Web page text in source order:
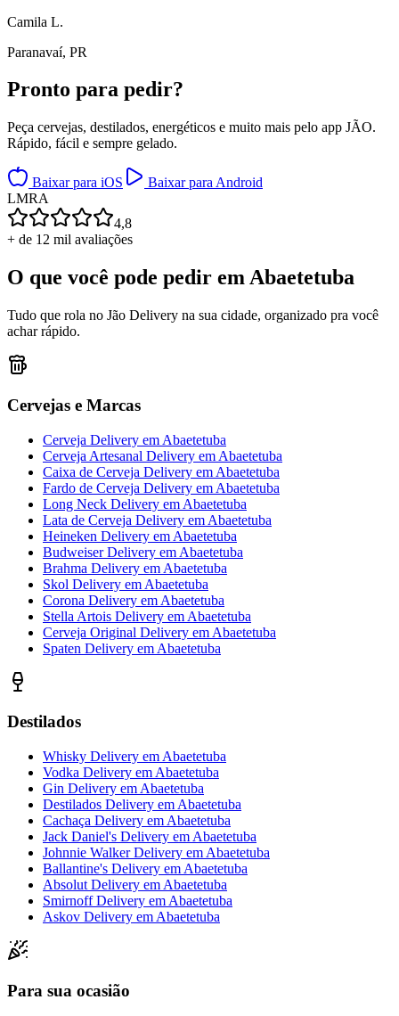
Camila L.
Paranavaí, PR
Pronto para pedir?
Peça cervejas, destilados, energéticos e muito mais pelo app JÃO.
Rápido, fácil e sempre gelado.
Baixar para iOS
Baixar para Android
LMRA
4,8
+ de 12 mil avaliações
O que você pode pedir emAbaetetuba
Tudo que rola no Jão Delivery na sua cidade, organizado pra você
achar rápido.
Cervejas e Marcas
Cerveja Delivery em Abaetetuba
Cerveja Artesanal Delivery em Abaetetuba
Caixa de Cerveja Delivery em Abaetetuba
Fardo de Cerveja Delivery em Abaetetuba
Long Neck Delivery em Abaetetuba
Lata de Cerveja Delivery em Abaetetuba
Heineken Delivery em Abaetetuba
Budweiser Delivery em Abaetetuba
Brahma Delivery em Abaetetuba
Skol Delivery em Abaetetuba
Corona Delivery em Abaetetuba
Stella Artois Delivery em Abaetetuba
Cerveja Original Delivery em Abaetetuba
Spaten Delivery em Abaetetuba
Destilados
Whisky Delivery em Abaetetuba
Vodka Delivery em Abaetetuba
Gin Delivery em Abaetetuba
Destilados Delivery em Abaetetuba
Cachaça Delivery em Abaetetuba
Jack Daniel's Delivery em Abaetetuba
Johnnie Walker Delivery em Abaetetuba
Ballantine's Delivery em Abaetetuba
Absolut Delivery em Abaetetuba
Smirnoff Delivery em Abaetetuba
Askov Delivery em Abaetetuba
Para sua ocasião